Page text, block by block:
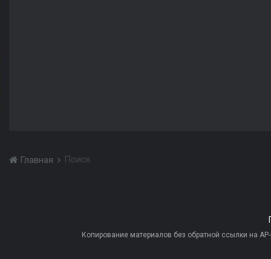
Главная Поиск
Копирование материалов без обратной ссылки на